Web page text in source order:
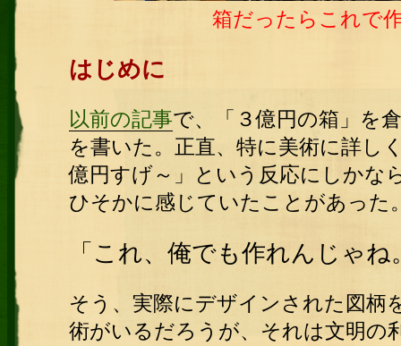
箱だったらこれで
はじめに
以前の記事で、「３億円の箱」を
を書いた。正直、特に美術に詳し
億円すげ～」という反応にしかな
ひそかに感じていたことがあった
「これ、俺でも作れんじゃね
そう、実際にデザインされた図柄
術がいるだろうが、それは文明の